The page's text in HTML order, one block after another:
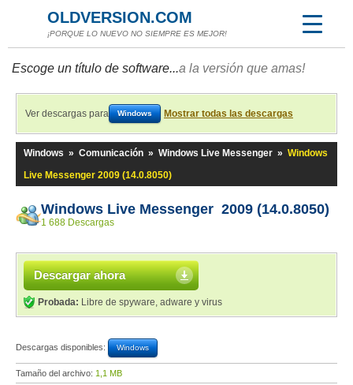
OLDVERSION.COM
¡PORQUE LO NUEVO NO SIEMPRE ES MEJOR!
Escoge un título de software...a la versión que amas!
Ver descargas para Windows Mostrar todas las descargas
Windows » Comunicación » Windows Live Messenger » Windows
Live Messenger 2009 (14.0.8050)
Windows Live Messenger 2009 (14.0.8050)
1 688 Descargas
Descargar ahora
Probada: Libre de spyware, adware y virus
Descargas disponibles: Windows
Tamaño del archivo: 1,1 MB